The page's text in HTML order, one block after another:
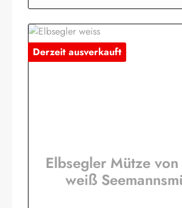
Derzeit ausverkauft
Elbsegler Mütze
weiß